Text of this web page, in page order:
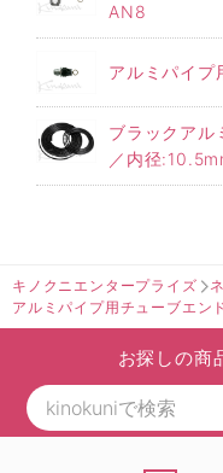
AN8
アルミパイ
ブラックア
／内径
キノクニエンタープライズ
アルミパイプ用チューブエン
お探しの商